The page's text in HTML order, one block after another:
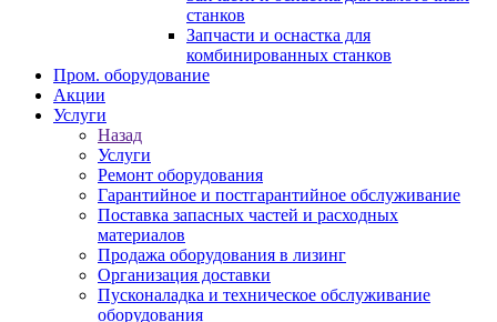
станков
Запчасти и оснастка для
комбинированных станков
Пром. оборудование
Акции
Услуги
Назад
Услуги
Ремонт оборудования
Гарантийное и постгарантийное обслуживание
Поставка запасных частей и расходных
материалов
Продажа оборудования в лизинг
Организация доставки
Пусконаладка и техническое обслуживание
оборудования